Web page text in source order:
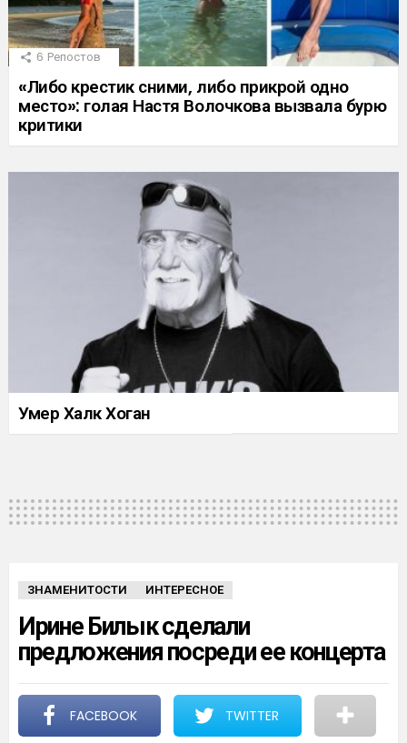
6 Репостов
«Либо крестик сними, либо прикрой одно
место»: голая Настя Волочкова вызвала бурю
критики
Умер Халк Хоган
ЗНАМЕНИТОСТИ ИНТЕРЕСНОЕ
Ирине Билык сделали
предложения посреди ее концерта
FACEBOOK TWITTER